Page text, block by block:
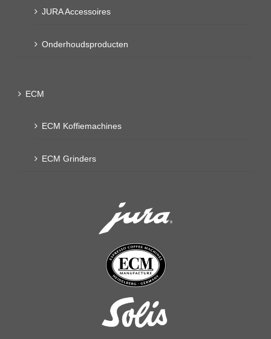
JURA Accessoires
Onderhoudsproducten
ECM
ECM Koffiemachines
ECM Grinders